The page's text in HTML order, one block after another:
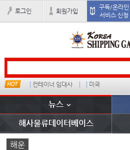
로그인 회원가입
구독/온라인
서비스 신청
컨테이너 임대사 미국
뉴스
해사물류데이터베이스
해운